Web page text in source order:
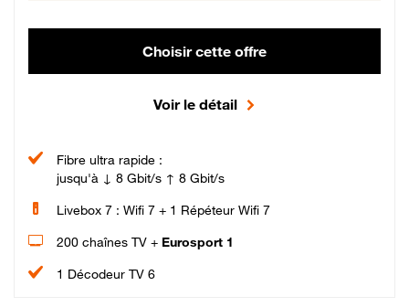
Choisir cette offre
Voir le détail
Fibre ultra rapide :
jusqu'à ↓ 8 Gbit/s ↑ 8 Gbit/s
Livebox 7 : Wifi 7 + 1 Répéteur Wifi 7
200 chaînes TV + Eurosport 1
1 Décodeur TV 6